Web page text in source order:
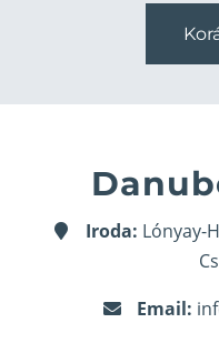
Iroda: Lónyay-
Email: